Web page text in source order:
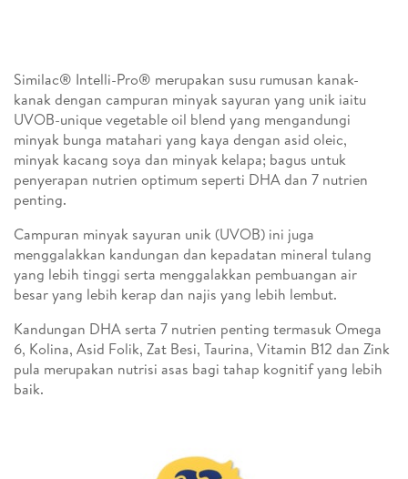
Similac® Intelli-Pro® merupakan susu rumusan kanak-
kanak dengan campuran minyak sayuran yang unik iaitu
UVOB-unique vegetable oil blend yang mengandungi
minyak bunga matahari yang kaya dengan asid oleic,
minyak kacang soya dan minyak kelapa; bagus untuk
penyerapan nutrien optimum seperti DHA dan 7 nutrien
penting.
Campuran minyak sayuran unik (UVOB) ini juga
menggalakkan kandungan dan kepadatan mineral tulang
yang lebih tinggi serta menggalakkan pembuangan air
besar yang lebih kerap dan najis yang lebih lembut.
Kandungan DHA serta 7 nutrien penting termasuk Omega
6, Kolina, Asid Folik, Zat Besi, Taurina, Vitamin B12 dan Zink
pula merupakan nutrisi asas bagi tahap kognitif yang lebih
baik.